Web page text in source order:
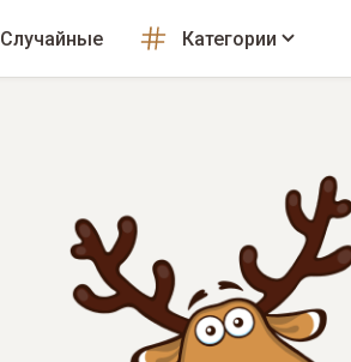
Случайные Категории